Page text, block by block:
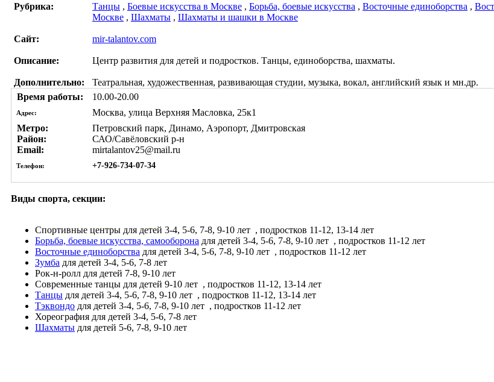
Рубрика:
Танцы , Боевые искусства в Москве , Борьба, боевые искусства , Восточные единоборства ,
Москве , Шахматы , Шахматы и шашки в Москве
Сайт: mir-talantov.com
Описание: Центр развития для детей и подростков. Танцы, единоборства, шахматы.
Дополнительно:
Театральная, художественная, развивающая студии, музыка, вокал, английский язык и мн.др.
Время работы:
10.00-20.00
Адрес:
Москва, улица Верхняя Масловка, 25к1
Метро:
Петровский парк, Динамо, Аэропорт, Дмитровская
Район:
САО/Савёловский р-н
Email:
mirtalantov25@mail.ru
Телефон: +7-926-734-07-34
Виды спорта, секции:
Спортивные центры для детей 3-4, 5-6, 7-8, 9-10 лет , подростков 11-12, 13-14 лет
Борьба, боевые искусства, самооборона для детей 3-4, 5-6, 7-8, 9-10 лет , подростков 11-12 лет
Восточные единоборства для детей 3-4, 5-6, 7-8, 9-10 лет , подростков 11-12 лет
Зумба для детей 3-4, 5-6, 7-8 лет
Рок-н-ролл для детей 7-8, 9-10 лет
Современные танцы для детей 9-10 лет , подростков 11-12, 13-14 лет
Танцы для детей 3-4, 5-6, 7-8, 9-10 лет , подростков 11-12, 13-14 лет
Тэквондо для детей 3-4, 5-6, 7-8, 9-10 лет , подростков 11-12 лет
Хореография для детей 3-4, 5-6, 7-8 лет
Шахматы для детей 5-6, 7-8, 9-10 лет